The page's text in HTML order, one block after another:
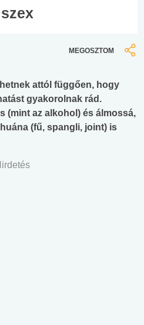
MEGOSZTOM
attól függően, hogy
gyakorolnak rád.
(mint az alkohol) és álmossá,
(fű, spangli, joint) is